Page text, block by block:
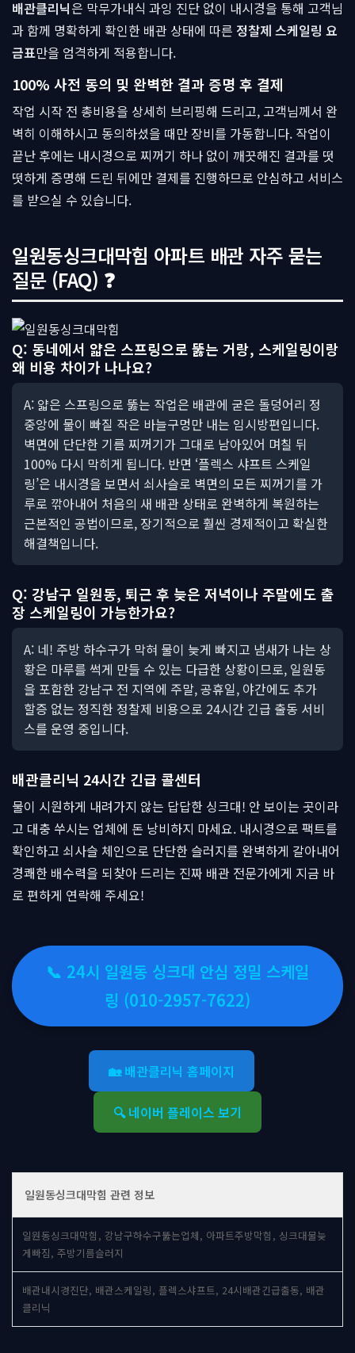
배관클리닉은 막무가내식 과잉 진단 없이 내시경을 통해 고객님
과 함께 명확하게 확인한 배관 상태에 따른 정찰제 스케일링 요
금표만을 엄격하게 적용합니다.
100% 사전 동의 및 완벽한 결과 증명 후 결제
작업 시작 전 총비용을 상세히 브리핑해 드리고, 고객님께서 완
벽히 이해하시고 동의하셨을 때만 장비를 가동합니다. 작업이
끝난 후에는 내시경으로 찌꺼기 하나 없이 깨끗해진 결과를 떳
떳하게 증명해 드린 뒤에만 결제를 진행하므로 안심하고 서비스
를 받으실 수 있습니다.
일원동싱크대막힘 아파트 배관 자주 묻는
질문 (FAQ) ❓
Q: 동네에서 얇은 스프링으로 뚫는 거랑, 스케일링이랑
왜 비용 차이가 나나요?
A: 얇은 스프링으로 뚫는 작업은 배관에 굳은 돌덩어리 정
중앙에 물이 빠질 작은 바늘구멍만 내는 임시방편입니다.
벽면에 단단한 기름 찌꺼기가 그대로 남아있어 며칠 뒤
100% 다시 막히게 됩니다. 반면 ‘플렉스 샤프트 스케일
링’은 내시경을 보면서 쇠사슬로 벽면의 모든 찌꺼기를 가
루로 깎아내어 처음의 새 배관 상태로 완벽하게 복원하는
근본적인 공법이므로, 장기적으로 훨씬 경제적이고 확실한
해결책입니다.
Q: 강남구 일원동, 퇴근 후 늦은 저녁이나 주말에도 출
장 스케일링이 가능한가요?
A: 네! 주방 하수구가 막혀 물이 늦게 빠지고 냄새가 나는 상
황은 마루를 썩게 만들 수 있는 다급한 상황이므로, 일원동
을 포함한 강남구 전 지역에 주말, 공휴일, 야간에도 추가
할증 없는 정직한 정찰제 비용으로 24시간 긴급 출동 서비
스를 운영 중입니다.
배관클리닉 24시간 긴급 콜센터
물이 시원하게 내려가지 않는 답답한 싱크대! 안 보이는 곳이라
고 대충 쑤시는 업체에 돈 낭비하지 마세요. 내시경으로 팩트를
확인하고 쇠사슬 체인으로 단단한 슬러지를 완벽하게 갈아내어
경쾌한 배수력을 되찾아 드리는 진짜 배관 전문가에게 지금 바
로 편하게 연락해 주세요!
📞 24시 일원동 싱크대 안심 정밀 스케일
링 (010-2957-7622)
🏡 배관클리닉 홈페이지
🔍 네이버 플레이스 보기
일원동싱크대막힘 관련 정보
일원동싱크대막힘, 강남구하수구뚫는업체, 아파트주방막힘, 싱크대물늦
게빠짐, 주방기름슬러지
배관내시경진단, 배관스케일링, 플렉스샤프트, 24시배관긴급출동, 배관
클리닉